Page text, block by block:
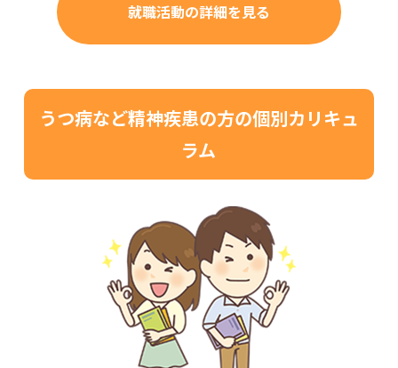
就職活動の詳細を見る
うつ病など精神疾患の方の個別カリキュ
ラム